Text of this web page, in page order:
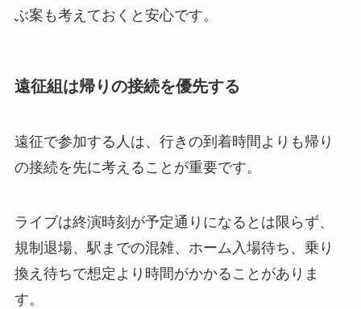
ぶ案も考えておくと安心です。
遠征組は帰りの接続を優先する
遠征で参加する人は、行きの到着時間よりも帰り
の接続を先に考えることが重要です。
ライブは終演時刻が予定通りになるとは限らず、
規制退場、駅までの混雑、ホーム入場待ち、乗り
換え待ちで想定より時間がかかることがありま
す。